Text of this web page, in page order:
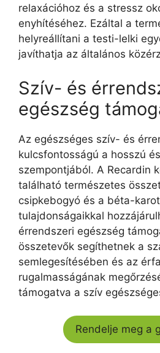
relaxációhoz és a stressz
enyhítéséhez. Ezáltal a
helyreállítani a testi-lelki
javíthatja az általános
Szív- és
egészség
Az egészséges szív- és
kulcsfontosságú a hosszú
szempontjából. A Recardin
található természetes
csipkebogyó és a béta-
tulajdonságaikkal
érrendszeri egészség
összetevők segíthetnek a
semlegesítésében és az
rugalmasságának
támogatva a szív
Rendelje meg a